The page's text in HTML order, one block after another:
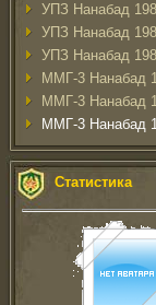
УПЗ Нанабад
УПЗ Нанабад
УПЗ Нанабад
ММГ-3 Нанабад
ММГ-3 Нанабад
ММГ-3 Нанабад
Статистика